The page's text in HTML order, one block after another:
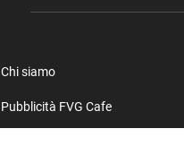
Chi siamo
Pubblicità FVG Cafe